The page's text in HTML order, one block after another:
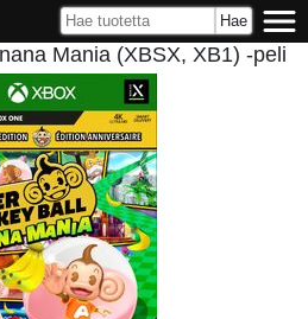
Mania (XBSX, XB1) -peli